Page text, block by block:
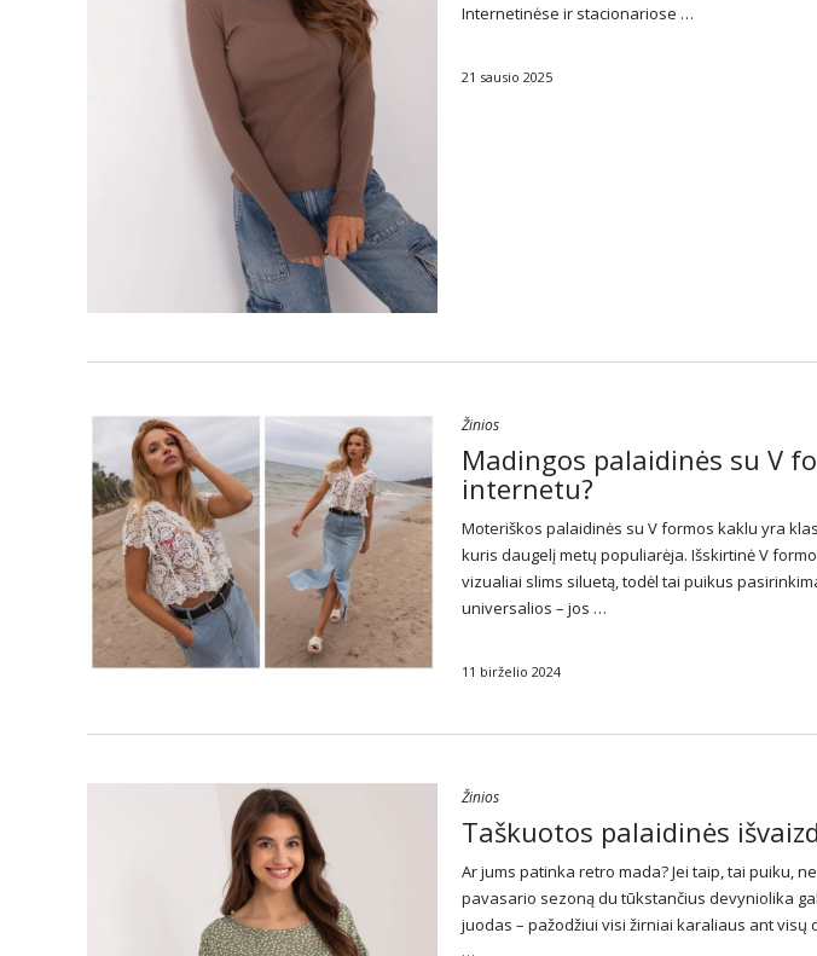
Internetinėse ir stacionariose …
21 sausio 2025
Žinios
Madingos palaidinės su V
internetu?
Moteriškos palaidinės su V formos kaklu yra
kuris daugelį metų populiarėja. Išskirtinė V
vizualiai slims siluetą, todėl tai puikus
universalios – jos …
11 birželio 2024
Žinios
Taškuotos palaidinės
Ar jums patinka retro mada? Jei taip, tai puiku,
pavasario sezoną du tūkstančius devyniolika
juodas – pažodžiui visi žirniai karaliaus ant visų
…